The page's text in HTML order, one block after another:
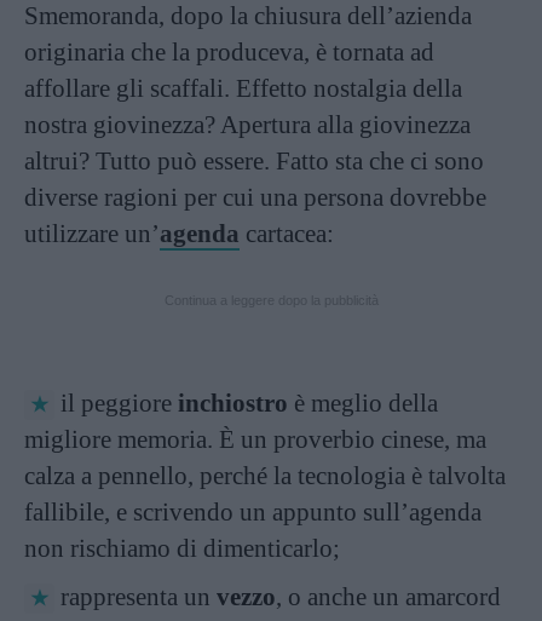
Smemoranda, dopo la chiusura dell’azienda
originaria che la produceva, è tornata ad
affollare gli scaffali. Effetto nostalgia della
nostra giovinezza? Apertura alla giovinezza
altrui? Tutto può essere. Fatto sta che ci sono
diverse ragioni per cui una persona dovrebbe
utilizzare un’agenda cartacea:
il peggiore inchiostro è meglio della
migliore memoria. È un proverbio cinese, ma
calza a pennello, perché la tecnologia è talvolta
fallibile, e scrivendo un appunto sull’agenda
non rischiamo di dimenticarlo;
rappresenta un vezzo, o anche un amarcord